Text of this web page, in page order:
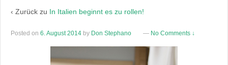
‹ Zurück zu In Italien beginnt es zu rollen!
Posted on 6. August 2014 by Don Stephano — No Comments ↓